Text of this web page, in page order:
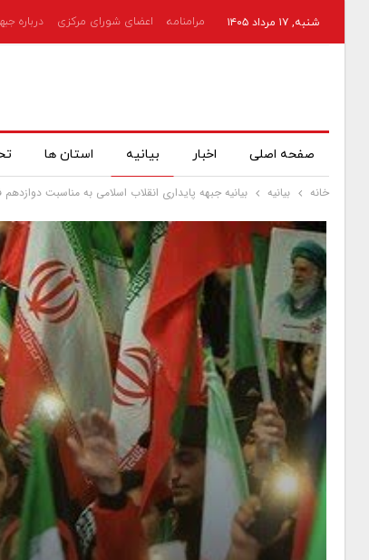
شنبه, ۱۷ مرداد ۱۴۰۵ مرامنامه اعضای شورای مرکزی درباره
صفحه اصلی اخبار بیانیه استان ها
خانه بیانیه بیانیه جبهه پایداری انقلاب اسلامی به مناسبت